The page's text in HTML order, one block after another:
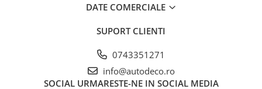
DATE COMERCIALE
SUPORT CLIENTI
0743351271
info@autodeco.ro
SOCIAL URMARESTE-NE IN SOCIAL MEDIA